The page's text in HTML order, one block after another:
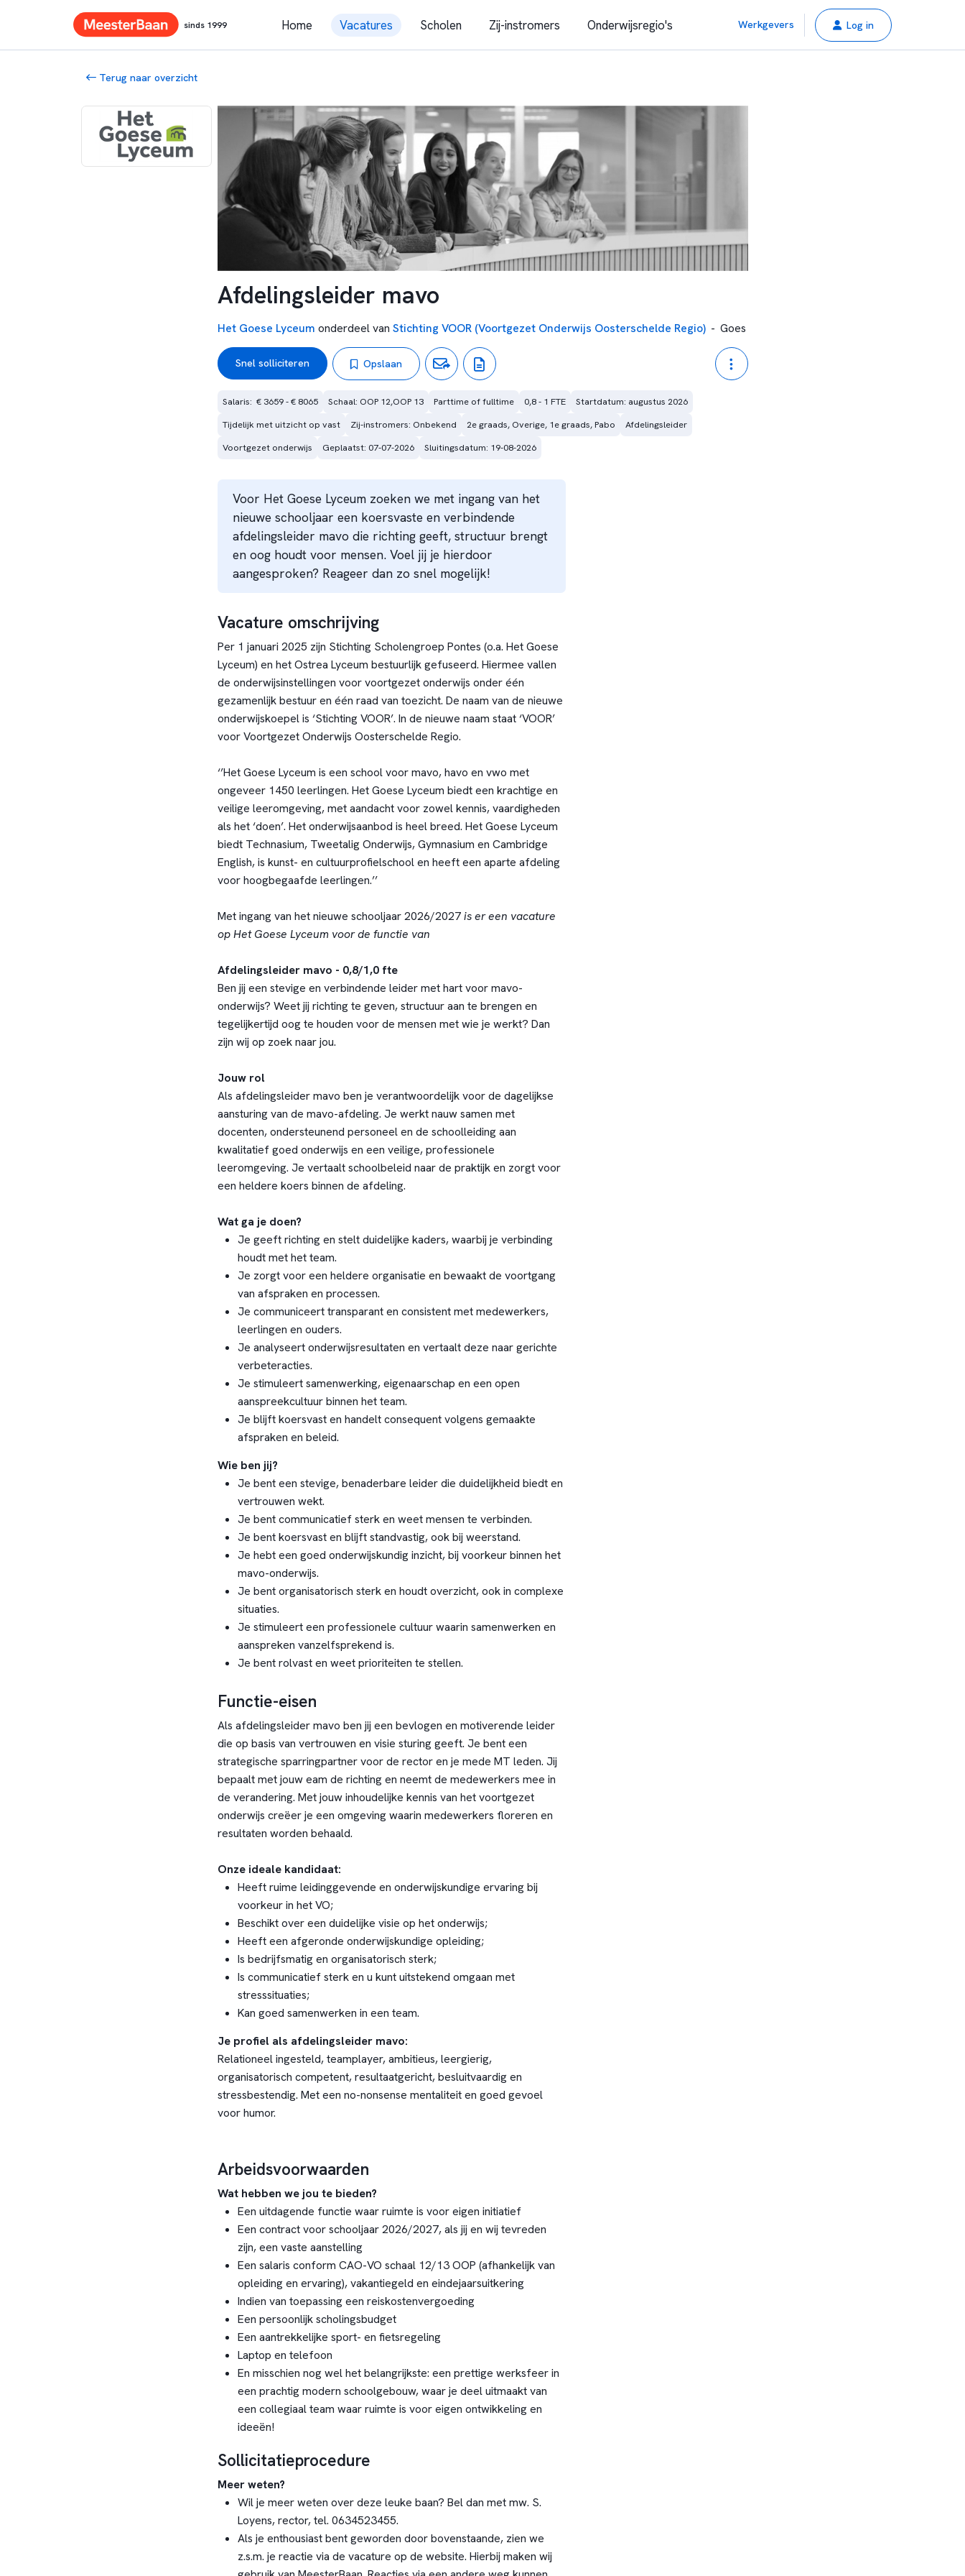
sinds 1999 Home Vacatures Scholen Zij-instromers Onderwijsregio's Werkgevers Log in
Terug naar overzicht
Afdelingsleider mavo
Het Goese Lyceum onderdeel van Stichting VOOR (Voortgezet Onderwijs Oosterschelde Regio) - Goes
Snel solliciteren Opslaan
Salaris:  € 3659 - € 8065 Schaal: OOP 12,OOP 13 Parttime of fulltime 0,8 - 1 FTE
Startdatum: augustus 2026
Tijdelijk met uitzicht op vast
Zij-instromers: Onbekend 2e graads, Overige, 1e graads, Pabo
Afdelingsleider
Voortgezet onderwijs
Geplaatst: 07-07-2026 Sluitingsdatum: 19-08-2026
Voor Het Goese Lyceum zoeken we met ingang van het
nieuwe schooljaar een koersvaste en verbindende
afdelingsleider mavo die richting geeft, structuur brengt
en oog houdt voor mensen. Voel jij je hierdoor
aangesproken? Reageer dan zo snel mogelijk!
Vacature omschrijving
Per 1 januari 2025 zijn Stichting Scholengroep Pontes (o.a. Het Goese
Lyceum) en het Ostrea Lyceum bestuurlijk gefuseerd. Hiermee vallen
de onderwijsinstellingen voor voortgezet onderwijs onder één
gezamenlijk bestuur en één raad van toezicht. De naam van de nieuwe
onderwijskoepel is ‘Stichting VOOR’. In de nieuwe naam staat ‘VOOR’
voor Voortgezet Onderwijs Oosterschelde Regio.
‘’Het Goese Lyceum is een school voor mavo, havo en vwo met
ongeveer 1450 leerlingen. Het Goese Lyceum biedt een krachtige en
veilige leeromgeving, met aandacht voor zowel kennis, vaardigheden
als het ‘doen’. Het onderwijsaanbod is heel breed. Het Goese Lyceum
biedt Technasium, Tweetalig Onderwijs, Gymnasium en Cambridge
English, is kunst- en cultuurprofielschool en heeft een aparte afdeling
voor hoogbegaafde leerlingen.’’
Met ingang van het nieuwe schooljaar 2026/2027is er een vacature
op Het Goese Lyceum voor de functie van
Afdelingsleider mavo - 0,8/1,0 fte
Ben jij een stevige en verbindende leider met hart voor mavo-
onderwijs? Weet jij richting te geven, structuur aan te brengen en
tegelijkertijd oog te houden voor de mensen met wie je werkt? Dan
zijn wij op zoek naar jou.
Jouw rol
Als afdelingsleider mavo ben je verantwoordelijk voor de dagelijkse
aansturing van de mavo-afdeling. Je werkt nauw samen met
docenten, ondersteunend personeel en de schoolleiding aan
kwalitatief goed onderwijs en een veilige, professionele
leeromgeving. Je vertaalt schoolbeleid naar de praktijk en zorgt voor
een heldere koers binnen de afdeling.
Wat ga je doen?
Je geeft richting en stelt duidelijke kaders, waarbij je verbinding
houdt met het team.
Je zorgt voor een heldere organisatie en bewaakt de voortgang
van afspraken en processen.
Je communiceert transparant en consistent met medewerkers,
leerlingen en ouders.
Je analyseert onderwijsresultaten en vertaalt deze naar gerichte
verbeteracties.
Je stimuleert samenwerking, eigenaarschap en een open
aanspreekcultuur binnen het team.
Je blijft koersvast en handelt consequent volgens gemaakte
afspraken en beleid.
Wie ben jij?
Je bent een stevige, benaderbare leider die duidelijkheid biedt en
vertrouwen wekt.
Je bent communicatief sterk en weet mensen te verbinden.
Je bent koersvast en blijft standvastig, ook bij weerstand.
Je hebt een goed onderwijskundig inzicht, bij voorkeur binnen het
mavo-onderwijs.
Je bent organisatorisch sterk en houdt overzicht, ook in complexe
situaties.
Je stimuleert een professionele cultuur waarin samenwerken en
aanspreken vanzelfsprekend is.
Je bent rolvast en weet prioriteiten te stellen.
Functie-eisen
Als afdelingsleider mavo ben jij een bevlogen en motiverende leider
die op basis van vertrouwen en visie sturing geeft. Je bent een
strategische sparringpartner voor de rector en je mede MT leden. Jij
bepaalt met jouw eam de richting en neemt de medewerkers mee in
de verandering. Met jouw inhoudelijke kennis van het voortgezet
onderwijs creëer je een omgeving waarin medewerkers floreren en
resultaten worden behaald.
Onze ideale kandidaat:
Heeft ruime leidinggevende en onderwijskundige ervaring bij
voorkeur in het VO;
Beschikt over een duidelijke visie op het onderwijs;
Heeft een afgeronde onderwijskundige opleiding;
Is bedrijfsmatig en organisatorisch sterk;
Is communicatief sterk en u kunt uitstekend omgaan met
stresssituaties;
Kan goed samenwerken in een team.
Je profiel als afdelingsleider mavo:
Relationeel ingesteld, teamplayer, ambitieus, leergierig,
organisatorisch competent, resultaatgericht, besluitvaardig en
stressbestendig. Met een no-nonsense mentaliteit en goed gevoel
voor humor.
Arbeidsvoorwaarden
Wat hebben we jou te bieden?
Een uitdagende functie waar ruimte is voor eigen initiatief
Een contract voor schooljaar 2026/2027, als jij en wij tevreden
zijn, een vaste aanstelling
Een salaris conform CAO-VO schaal 12/13 OOP (afhankelijk van
opleiding en ervaring), vakantiegeld en eindejaarsuitkering
Indien van toepassing een reiskostenvergoeding
Een persoonlijk scholingsbudget
Een aantrekkelijke sport- en fietsregeling
Laptop en telefoon
En misschien nog wel het belangrijkste: een prettige werksfeer in
een prachtig modern schoolgebouw, waar je deel uitmaakt van
een collegiaal team waar ruimte is voor eigen ontwikkeling en
ideeën!
Sollicitatieprocedure
Meer weten?
Wil je meer weten over deze leuke baan? Bel dan met mw. S.
Loyens, rector, tel. 0634523455.
Als je enthousiast bent geworden door bovenstaande, zien we
z.s.m. je reactie via de vacature op de website. Hierbij maken wij